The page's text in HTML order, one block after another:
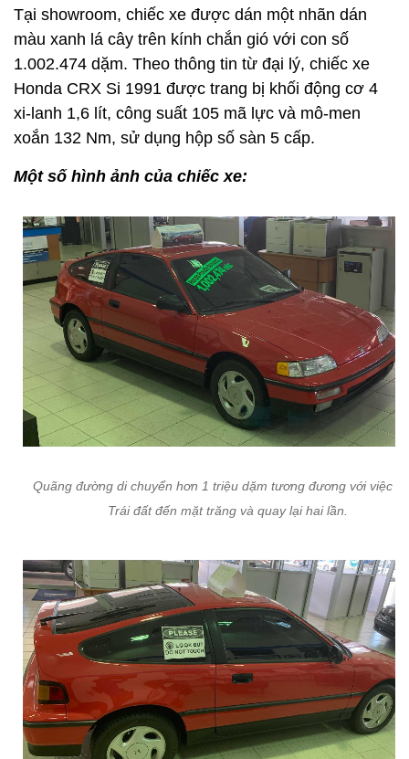
Tại showroom, chiếc xe được dán một nhãn dán
màu xanh lá cây trên kính chắn gió với con số
1.002.474 dặm. Theo thông tin từ đại lý, chiếc xe
Honda CRX Si 1991 được trang bị khối động cơ 4
xi-lanh 1,6 lít, công suất 105 mã lực và mô-men
xoắn 132 Nm, sử dụng hộp số sàn 5 cấp.
Một số hình ảnh của chiếc xe:
Quãng đường di chuyển hơn 1 triệu dặm tương đương với việc
Trái đất đến mặt trăng và quay lại hai lần.